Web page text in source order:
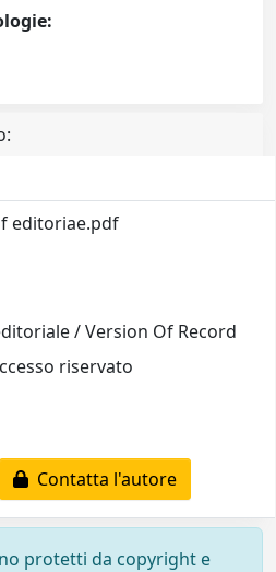
editoriae.pdf
/ Version Of Record
riservato
Contatta l'autore
protetti da copyright e